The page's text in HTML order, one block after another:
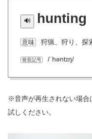
hunting
意味 狩猟、狩り、探
発音記号 /ˈhəntɪŋ/
※音声が再生されない場合
試しください。